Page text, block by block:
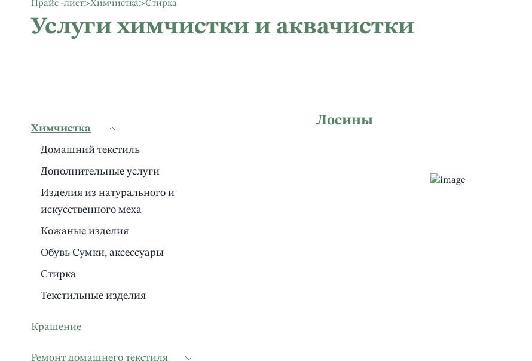
Прайс -лист>Химчистка>Стирка
Услуги химчистки и аквачистки
Химчистка
Домашний текстиль
Дополнительные услуги
Изделия из натурального и
искусственного меха
Кожаные изделия
Обувь Сумки, аксессуары
Стирка
Текстильные изделия
Крашение
Ремонт домашнего текстиля
Лосины